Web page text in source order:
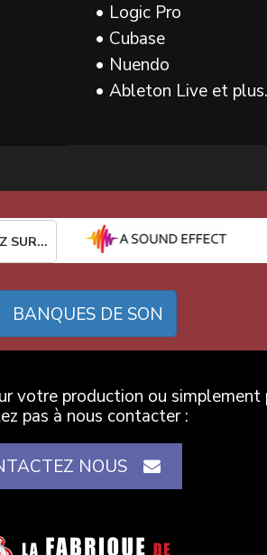
• Logic Pro
• Cubase
• Nuendo
• Ableton Live et
SUR...
BANQUES DE SON
votre production ou
pas à nous contacter :
NOUS